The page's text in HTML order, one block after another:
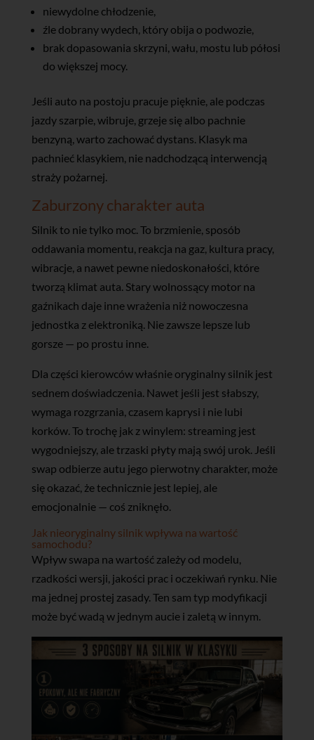
niewydolne chłodzenie,
źle dobrany wydech, który obija o podwozie,
brak dopasowania skrzyni, wału, mostu lub półosi
do większej mocy.
Jeśli auto na postoju pracuje pięknie, ale podczas
jazdy szarpie, wibruje, grzeje się albo pachnie
benzyną, warto zachować dystans. Klasyk ma
pachnieć klasykiem, nie nadchodzącą interwencją
straży pożarnej.
Zaburzony charakter auta
Silnik to nie tylko moc. To brzmienie, sposób
oddawania momentu, reakcja na gaz, kultura pracy,
wibracje, a nawet pewne niedoskonałości, które
tworzą klimat auta. Stary wolnossący motor na
gaźnikach daje inne wrażenia niż nowoczesna
jednostka z elektroniką. Nie zawsze lepsze lub
gorsze — po prostu inne.
Dla części kierowców właśnie oryginalny silnik jest
sednem doświadczenia. Nawet jeśli jest słabszy,
wymaga rozgrzania, czasem kaprysi i nie lubi
korków. To trochę jak z winylem: streaming jest
wygodniejszy, ale trzaski płyty mają swój urok. Jeśli
swap odbierze autu jego pierwotny charakter, może
się okazać, że technicznie jest lepiej, ale
emocjonalnie — coś zniknęło.
Jak nieoryginalny silnik wpływa na wartość
samochodu?
Wpływ swapa na wartość zależy od modelu,
rzadkości wersji, jakości prac i oczekiwań rynku. Nie
ma jednej prostej zasady. Ten sam typ modyfikacji
może być wadą w jednym aucie i zaletą w innym.